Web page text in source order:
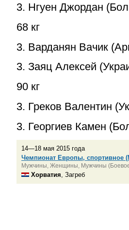
3. Нгуен Джордан
68 кг
3. Варданян Вачик
3. Заяц Алексей
90 кг
3. Греков Валентин
3. Георгиев Камен
14—18 мая 2015 года
Чемпионат Европы, спортивное
Мужчины, Женщины, Мужчины
Хорватия , Загреб